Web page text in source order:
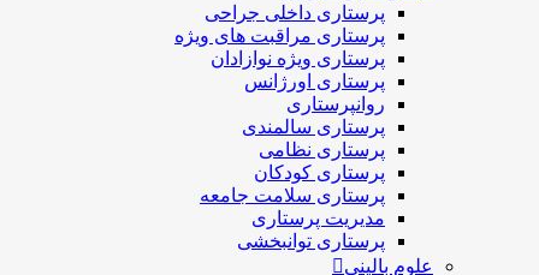
پرستاری داخلی جراحی
پرستاری مراقبت های ويژه
پرستاری ويژه نوازادان
پرستاری اورژانس
روانپرستاری
پرستاری سالمندی
پرستاری نظامی
پرستاری کودکان
پرستاری سلامت جامعه
مدیریت پرستاری
پرستاری توانبخشی
علوم بالینی